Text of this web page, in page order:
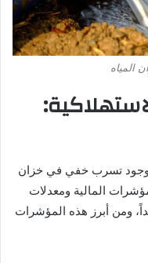
المياه
بوجود تسرب خفي في خزان
المالية ومعدلات
ومن أبرز هذه المؤشرات